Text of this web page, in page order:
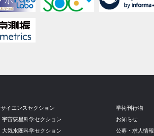
サイエンスセクション
宇宙惑星科学セクション
大気水圏科学セクション
学術刊行物
お知らせ
公募・求人情報